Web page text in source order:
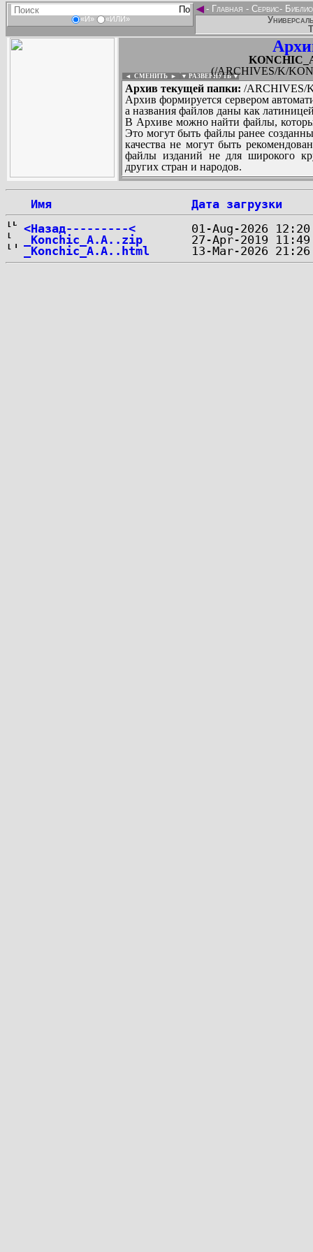
«И» «ИЛИ»
◄- Главная - Сервис-
(/ARCHIVES/K/
◄ СМЕНИТЬ ► ▼ РАЗВЕРНУТЬ ▼
Архив текущей папки: /ARCHIVES/
Архив формируется сервером
а названия файлов даны как
В Архиве можно найти файлы,
Это могут быть файлы ранее
качества не могут быть
файлы изданий не для широкого
других стран и народов.
Имя
Дата загрузки
<Назад---------<
_Konchic_A.A..zip
_Konchic_A.A..html